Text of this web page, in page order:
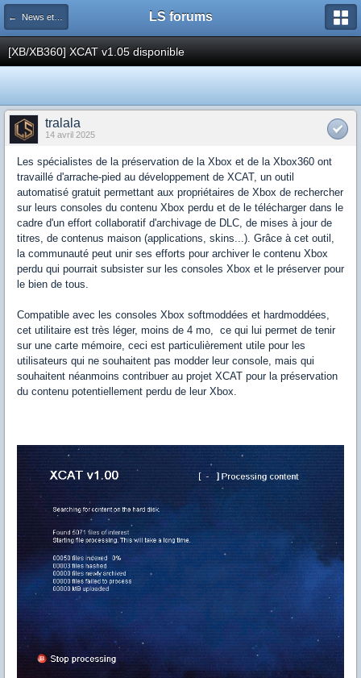
← News et actualités postées sur LS LS forums
[XB/XB360] XCAT v1.05 disponible
tralala
14 avril 2025
Les spécialistes de la préservation de la Xbox et de la Xbox360 ont
travaillé d'arrache-pied au développement de XCAT, un outil
automatisé gratuit permettant aux propriétaires de Xbox de rechercher
sur leurs consoles du contenu Xbox perdu et de le télécharger dans le
cadre d'un effort collaboratif d'archivage de DLC, de mises à jour de
titres, de contenus maison (applications, skins...). Grâce à cet outil,
la communauté peut unir ses efforts pour archiver le contenu Xbox
perdu qui pourrait subsister sur les consoles Xbox et le préserver pour
le bien de tous.
Compatible avec les consoles Xbox softmoddées et hardmoddées,
cet utilitaire est très léger, moins de 4 mo, ce qui lui permet de tenir
sur une carte mémoire, ceci est particulièrement utile pour les
utilisateurs qui ne souhaitent pas modder leur console, mais qui
souhaitent néanmoins contribuer au projet XCAT pour la préservation
du contenu potentiellement perdu de leur Xbox.